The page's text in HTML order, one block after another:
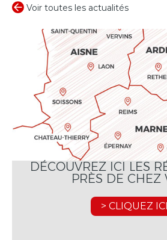
Voir toutes les actualités
DÉCOUVREZ ICI LES
PRÈS DE CHEZ
> CLIQUEZ ICI